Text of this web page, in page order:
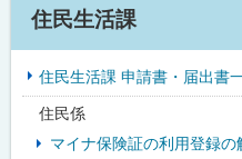
イ
ド
住民生活課
住民生活課 申請書・届出書
住民係
マイナ保険証の利用登録の